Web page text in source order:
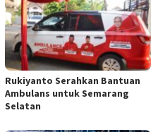
Rukiyanto Serahkan Bantuan
Ambulans untuk Semarang
Selatan